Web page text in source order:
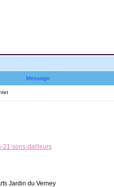
Message
21-sons-dailleurs
Jardin du Verney